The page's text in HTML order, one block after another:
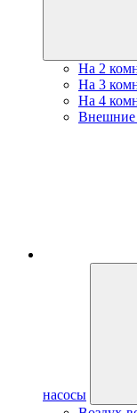
На 2
На 3
На 4
Внешние
насосы